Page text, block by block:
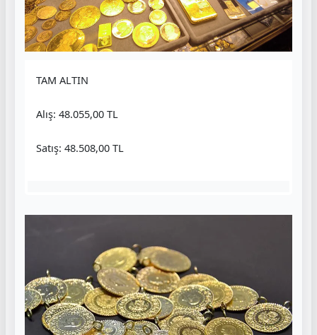
TAM ALTIN
Alış: 48.055,00 TL
Satış: 48.508,00 TL